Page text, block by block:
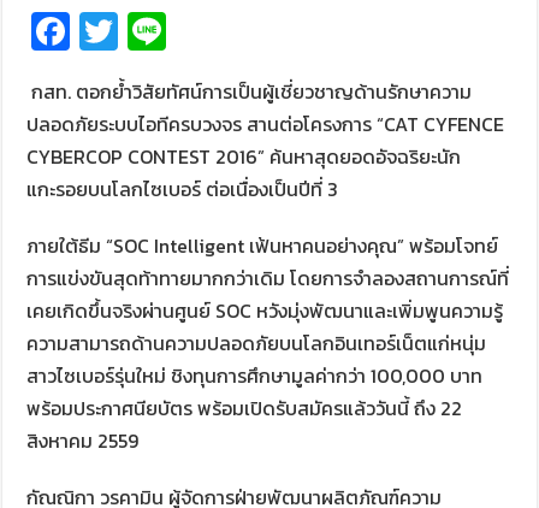
Fa
ce
b
o
o
k
T
wi
tt
er
n
e
กสท. ตอกย้ำวิสัยทัศน์การเป็นผู้เชี่ยวชาญด้านรักษาความ
ปลอดภัยระบบไอทีครบวงจร สานต่อโครงการ “CAT CYFENCE
CYBERCOP CONTEST 2016” ค้นหาสุดยอดอัจฉริยะนัก
แกะรอยบนโลกไซเบอร์ ต่อเนื่องเป็นปีที่ 3
ภายใต้ธีม “SOC Intelligent เฟ้นหาคนอย่างคุณ” พร้อมโจทย์
การแข่งขันสุดท้าทายมากกว่าเดิม โดยการจำลองสถานการณ์ที่
เคยเกิดขึ้นจริงผ่านศูนย์ SOC หวังมุ่งพัฒนาและเพิ่มพูนความรู้
ความสามารถด้านความปลอดภัยบนโลกอินเทอร์เน็ตแก่หนุ่ม
สาวไซเบอร์รุ่นใหม่ ชิงทุนการศึกษามูลค่ากว่า 100,000 บาท
พร้อมประกาศนียบัตร พร้อมเปิดรับสมัครแล้ววันนี้ ถึง 22
สิงหาคม 2559
กัณณิกา วรคามิน ผู้จัดการฝ่ายพัฒนาผลิตภัณฑ์ความ